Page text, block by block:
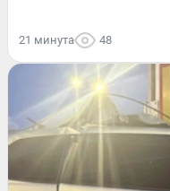
21 минута 48